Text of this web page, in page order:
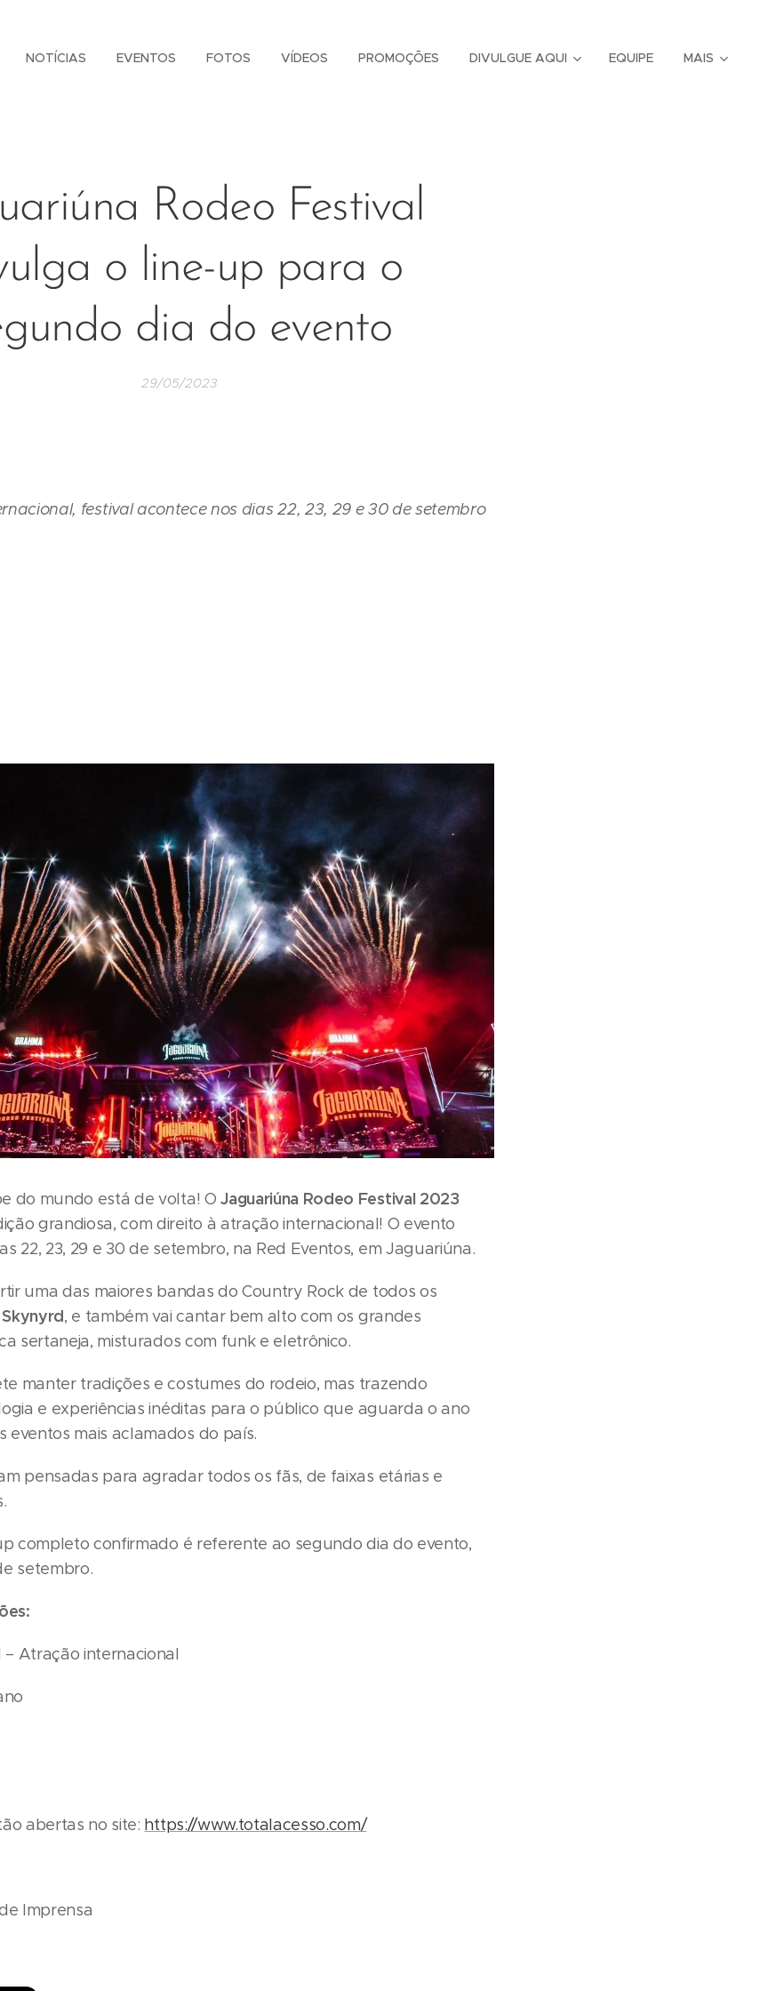
NOTÍCIAS EVENTOS FOTOS VÍDEOS PROMOÇÕES DIVULGUE AQUI EQUIPE MAIS
Rodeo Festival
o line-up para o
dia do evento
29/05/2023
festival acontece nos dias 22, 23, 29 e 30 de setembro
do mundo está de volta! OJaguariúna Rodeo Festival 2023
grandiosa, com direito à atração internacional! O evento
22, 23, 29 e 30 de setembro, na Red Eventos, em Jaguariúna.
uma das maiores bandas do Country Rock de todos os
, e também vai cantar bem alto com os grandes
sertaneja, misturados com funk e eletrônico.
manter tradições e costumes do rodeio, mas trazendo
e experiências inéditas para o público que aguarda o ano
eventos mais aclamados do país.
pensadas para agradar todos os fãs, de faixas etárias e
completo confirmado é referente ao segundo dia do evento,
setembro.
Atração internacional
abertas no site: https://www.totalacesso.com/
Imprensa